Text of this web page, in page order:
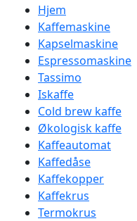
Hjem
Kaffemaskine
Kapselmaskine
Espressomaskine
Tassimo
Iskaffe
Cold brew kaffe
Økologisk kaffe
Kaffeautomat
Kaffedåse
Kaffekopper
Kaffekrus
Termokrus